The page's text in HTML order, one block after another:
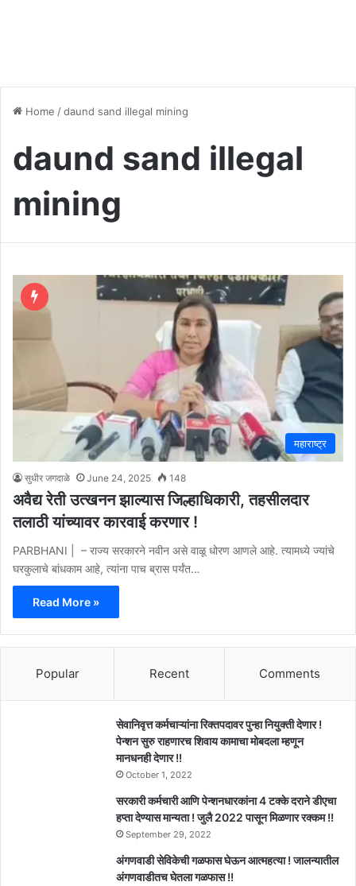
Home /daund sand illegal mining
daund sand illegal
mining
महाराष्ट्र
सुधीर जगदाळे June 24, 2025 148
अवैद्य रेती उत्खनन झाल्यास जिल्हाधिकारी, तहसीलदार
तलाठी यांच्यावर कारवाई करणार !
PARBHANI | – राज्य सरकारने नवीन असे वाळू धोरण आणले आहे. त्यामध्ये ज्यांचे
घरकुलाचे बांधकाम आहे, त्यांना पाच ब्रास पर्यंत…
Read More »
Popular Recent Comments
सेवानिवृत्त कर्मचाऱ्यांना रिक्तपदावर पुन्हा नियुक्ती देणार !
पेन्शन सुरु राहणारच शिवाय कामाचा मोबदला म्हणून
मानधनही देणार !!
October 1, 2022
सरकारी कर्मचारी आणि पेन्शनधारकांना 4 टक्के दराने डीएचा
हप्ता देण्यास मान्यता ! जुलै 2022 पासून मिळणार रक्कम !!
September 29, 2022
अंगणवाडी सेविकेची गळफास घेऊन आत्महत्या ! जालन्यातील
अंगणवाडीतच घेतला गळफास !!